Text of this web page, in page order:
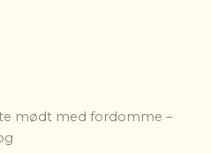
mødt med fordomme –